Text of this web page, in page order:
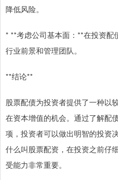
降低风险。
* **考虑公司基本面：**在投资配
行业前景和管理团队。
**结论**
股票配债为投资者提供了一种以
在资本增值的机会。通过了解配
项，投资者可以做出明智的投资
什么叫股票配资，在投资之前仔
受能力非常重要。